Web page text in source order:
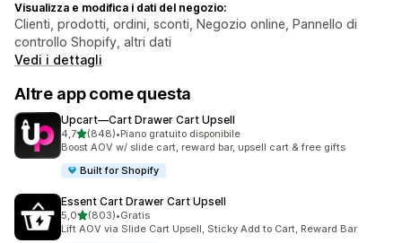
Visualizza e modifica i dati del negozio:
Clienti, prodotti, ordini, sconti, Negozio online, Pannello di
controllo Shopify, altri dati
Vedi i dettagli
Altre app come questa
Upcart—Cart Drawer Cart Upsell
4,7stelle su 5
(848)
848 recensioni totali
•Piano gratuito disponibile
Boost AOV w/ slide cart, reward bar, upsell cart & free gifts
Built for Shopify
Essent Cart Drawer Cart Upsell
5,0stelle su 5
(803)
803 recensioni totali
•Gratis
Lift AOV via Slide Cart Upsell, Sticky Add to Cart, Reward Bar